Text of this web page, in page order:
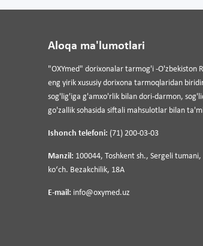
Aloqa ma'lumotlari
"OXYmed" dorixonalar tarmog'i -O'zbekiston
eng yirik xususiy dorixona tarmoqlaridan
sog'lig'iga g'amxo'rlik bilan dori-darmon,
go'zallik sohasida siftali mahsulotlar bilan
Ishonch telefoni: (71) 200-03-03
Manzil: 100044, Toshkent sh., Sergeli tumani,
koʻch. Bezakchilik, 18A
E-mail: info@oxymed.uz